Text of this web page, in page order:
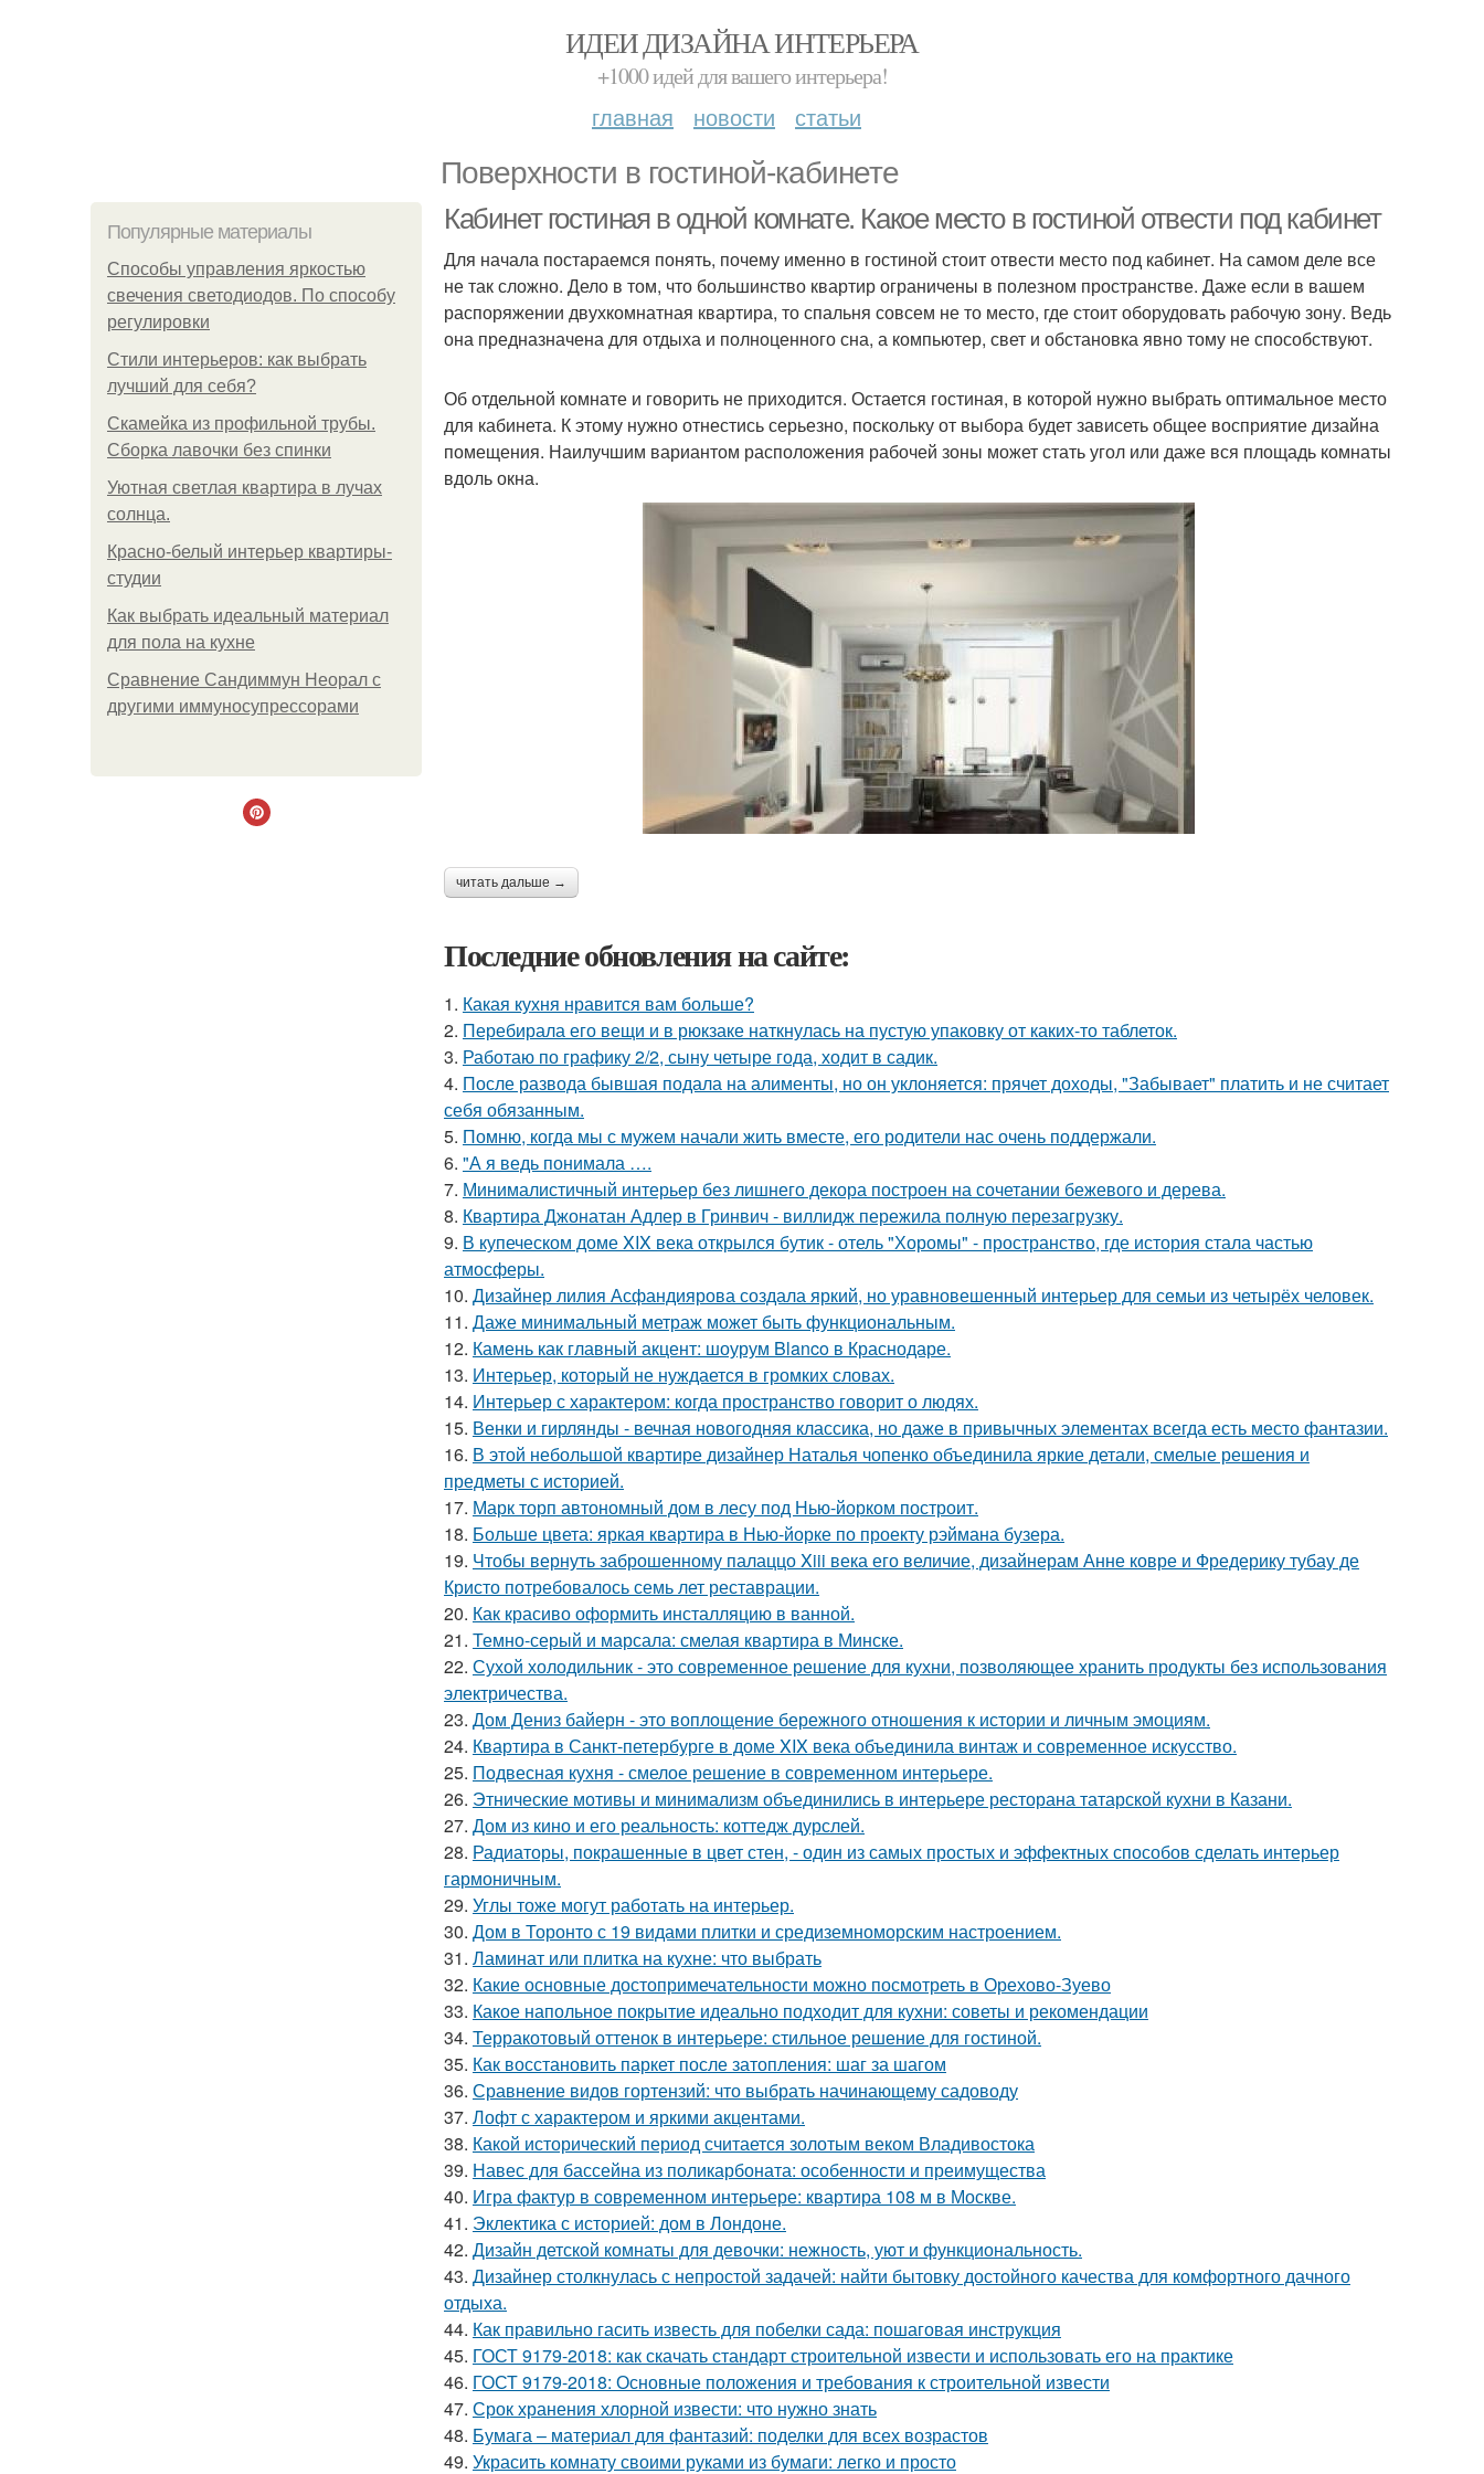
ИДЕИ ДИЗАЙНА ИНТЕРЬЕРА
+1000 идей для вашего интерьера!
главная новости статьи
Поверхности в гостиной-кабинете
Популярные материалы
Способы управления яркостью
свечения светодиодов. По способу
регулировки
Стили интерьеров: как выбрать
лучший для себя?
Скамейка из профильной трубы.
Сборка лавочки без спинки
Уютная светлая квартира в лучах
солнца.
Красно-белый интерьер квартиры-
студии
Как выбрать идеальный материал
для пола на кухне
Сравнение Сандиммун Неорал с
другими иммуносупрессорами
Кабинет гостиная в одной комнате. Какое место в гостиной отвести под кабинет
Для начала постараемся понять, почему именно в гостиной стоит отвести место под кабинет. На самом деле все
не так сложно. Дело в том, что большинство квартир ограничены в полезном пространстве. Даже если в вашем
распоряжении двухкомнатная квартира, то спальня совсем не то место, где стоит оборудовать рабочую зону. Ведь
она предназначена для отдыха и полноценного сна, а компьютер, свет и обстановка явно тому не способствуют.
Об отдельной комнате и говорить не приходится. Остается гостиная, в которой нужно выбрать оптимальное место
для кабинета. К этому нужно отнестись серьезно, поскольку от выбора будет зависеть общее восприятие дизайна
помещения. Наилучшим вариантом расположения рабочей зоны может стать угол или даже вся площадь комнаты
вдоль окна.
читать дальше →
Последние обновления на сайте:
1. Какая кухня нравится вам больше?
2. Перебирала его вещи и в рюкзаке наткнулась на пустую упаковку от каких-то таблеток.
3. Работаю по графику 2/2, сыну четыре года, ходит в садик.
4. После развода бывшая подала на алименты, но он уклоняется: прячет доходы, "Забывает" платить и не считает
себя обязанным.
5. Помню, когда мы с мужем начали жить вместе, его родители нас очень поддержали.
6. "А я ведь понимала ….
7. Минималистичный интерьер без лишнего декора построен на сочетании бежевого и дерева.
8. Квартира Джонатан Адлер в Гринвич - виллидж пережила полную перезагрузку.
9. В купеческом доме XIX века открылся бутик - отель "Хоромы" - пространство, где история стала частью
атмосферы.
10. Дизайнер лилия Асфандиярова создала яркий, но уравновешенный интерьер для семьи из четырёх человек.
11. Даже минимальный метраж может быть функциональным.
12. Камень как главный акцент: шоурум Blanco в Краснодаре.
13. Интерьер, который не нуждается в громких словах.
14. Интерьер с характером: когда пространство говорит о людях.
15. Венки и гирлянды - вечная новогодняя классика, но даже в привычных элементах всегда есть место фантазии.
16. В этой небольшой квартире дизайнер Наталья чопенко объединила яркие детали, смелые решения и
предметы с историей.
17. Марк торп автономный дом в лесу под Нью-йорком построит.
18. Больше цвета: яркая квартира в Нью-йорке по проекту рэймана бузера.
19. Чтобы вернуть заброшенному палаццо Xiii века его величие, дизайнерам Анне ковре и Фредерику тубау де
Кристо потребовалось семь лет реставрации.
20. Как красиво оформить инсталляцию в ванной.
21. Темно-серый и марсала: смелая квартира в Минске.
22. Сухой холодильник - это современное решение для кухни, позволяющее хранить продукты без использования
электричества.
23. Дом Дениз байерн - это воплощение бережного отношения к истории и личным эмоциям.
24. Квартира в Санкт-петербурге в доме XIX века объединила винтаж и современное искусство.
25. Подвесная кухня - смелое решение в современном интерьере.
26. Этнические мотивы и минимализм объединились в интерьере ресторана татарской кухни в Казани.
27. Дом из кино и его реальность: коттедж дурслей.
28. Радиаторы, покрашенные в цвет стен, - один из самых простых и эффектных способов сделать интерьер
гармоничным.
29. Углы тоже могут работать на интерьер.
30. Дом в Торонто с 19 видами плитки и средиземноморским настроением.
31. Ламинат или плитка на кухне: что выбрать
32. Какие основные достопримечательности можно посмотреть в Орехово-Зуево
33. Какое напольное покрытие идеально подходит для кухни: советы и рекомендации
34. Терракотовый оттенок в интерьере: стильное решение для гостиной.
35. Как восстановить паркет после затопления: шаг за шагом
36. Сравнение видов гортензий: что выбрать начинающему садоводу
37. Лофт с характером и яркими акцентами.
38. Какой исторический период считается золотым веком Владивостока
39. Навес для бассейна из поликарбоната: особенности и преимущества
40. Игра фактур в современном интерьере: квартира 108 м в Москве.
41. Эклектика с историей: дом в Лондоне.
42. Дизайн детской комнаты для девочки: нежность, уют и функциональность.
43. Дизайнер столкнулась с непростой задачей: найти бытовку достойного качества для комфортного дачного
отдыха.
44. Как правильно гасить известь для побелки сада: пошаговая инструкция
45. ГОСТ 9179-2018: как скачать стандарт строительной извести и использовать его на практике
46. ГОСТ 9179-2018: Основные положения и требования к строительной извести
47. Срок хранения хлорной извести: что нужно знать
48. Бумага – материал для фантазий: поделки для всех возрастов
49. Украсить комнату своими руками из бумаги: легко и просто